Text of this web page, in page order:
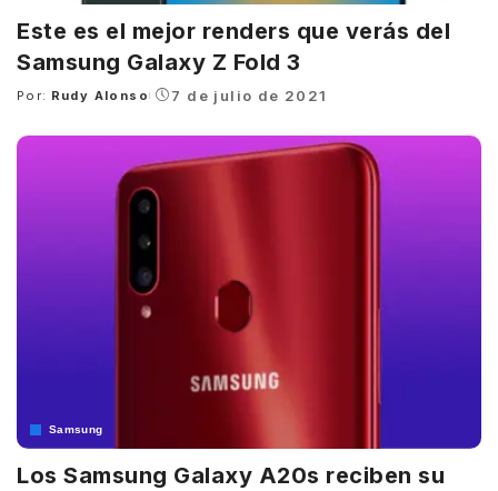
Este es el mejor renders que verás del
Samsung Galaxy Z Fold 3
Posted
Por: Rudy Alonso 7 de julio de 2021
Samsung
Los Samsung Galaxy A20s reciben su